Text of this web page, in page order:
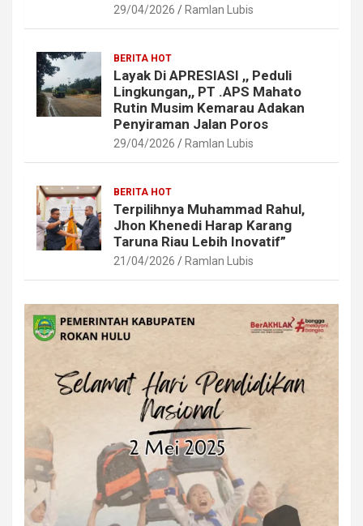
29/04/2026 Ramlan Lubis
BERITA HOT
Layak Di APRESIASI ,, Peduli
Lingkungan,, PT .APS Mahato
Rutin Musim Kemarau Adakan
Penyiraman Jalan Poros
29/04/2026 Ramlan Lubis
BERITA HOT
Terpilihnya Muhammad Rahul,
Jhon Khenedi Harap Karang
Taruna Riau Lebih Inovatif”
21/04/2026 Ramlan Lubis